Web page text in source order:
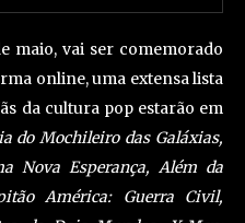
maio, vai ser comemorado
online, uma extensa lista
da cultura pop estarão em
do Mochileiro das Galáxias,
Nova Esperança, Além da
América: Guerra Civil,